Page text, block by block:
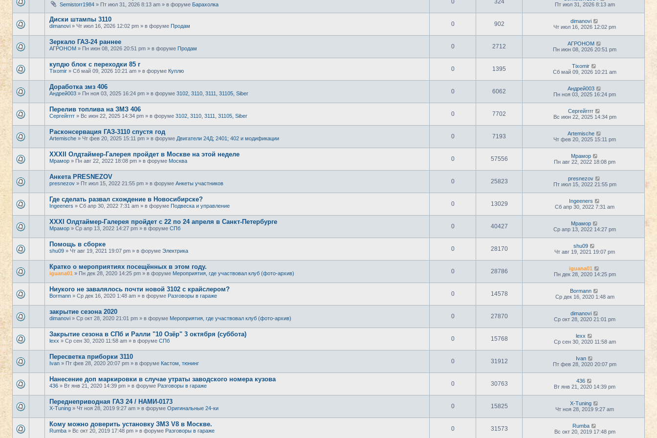
Semistorr1984 » Пт июл 31, 2026 8:13 am » в форуме Барахолка
Пт июл 31, 2026 8:13 am
Диски штампы 3110
dimanovi » Чт июл 16, 2026 12:02 pm » в форуме Продам 0 902
dimanovi
Чт июл 16, 2026 12:02 pm
Зеркало ГАЗ-24 раннее
АГРОНОМ » Пн июн 08, 2026 20:51 pm » в форуме Продам 0 2712
АГРОНОМ
Пн июн 08, 2026 20:51 pm
купдю блок с переходки 85 г
Tixomir » Сб май 09, 2026 10:21 am » в форуме Куплю 0 1395
Tixomir
Сб май 09, 2026 10:21 am
Доработка змз 406
Андрей003 » Пн ноя 03, 2025 16:24 pm » в форуме 3102, 3110, 3111, 31105, Siber 0 6062
Андрей003
Пн ноя 03, 2025 16:24 pm
Перелив топлива на ЗМЗ 406
Сергейrrrr » Вс июн 22, 2025 14:34 pm » в форуме 3102, 3110, 3111, 31105, Siber 0 7702
Сергейrrrr
Вс июн 22, 2025 14:34 pm
Расконсервация ГАЗ-3110 спустя год
Artemische » Чт фев 20, 2025 15:11 pm » в форуме Двигатели 24Д; 2401; 402 и модификации 0 7193
Artemische
Чт фев 20, 2025 15:11 pm
XXXII Олдтаймер-Галерея пройдет в Москве на этой неделе
Мрамор » Пн авг 22, 2022 18:08 pm » в форуме Москва 0 57556
Мрамор
Пн авг 22, 2022 18:08 pm
Анкета PRESNEZOV
presnezov » Пт июл 15, 2022 21:55 pm » в форуме Анкеты участников 0 25823
presnezov
Пт июл 15, 2022 21:55 pm
Где сделать развал схождение в Новосибирске?
Ingeeners » Сб апр 30, 2022 7:31 am » в форуме Подвеска и управление 0 13029
Ingeeners
Сб апр 30, 2022 7:31 am
XXXI Олдтаймер-Галерея пройдет с 22 по 24 апреля в Санкт-Петербурге
Мрамор » Ср апр 13, 2022 14:27 pm » в форуме СПб 0 40427
Мрамор
Ср апр 13, 2022 14:27 pm
Помощь в сборке
shu09 » Чт авг 19, 2021 19:07 pm » в форуме Электрика 0 28170
shu09
Чт авг 19, 2021 19:07 pm
Кратко о мероприятиях посещённых в этом году.
iguana01 » Пн дек 28, 2020 14:25 pm » в форуме Мероприятия, где участвовал клуб (фото-архив) 0 28786
iguana01
Пн дек 28, 2020 14:25 pm
Ниукого не завалялось почти новой 3102 с крайслером?
Bormann » Ср дек 16, 2020 1:48 am » в форуме Разговоры в гараже 0 14578
Bormann
Ср дек 16, 2020 1:48 am
закрытие сезона 2020
dimanovi » Ср окт 28, 2020 21:01 pm » в форуме Мероприятия, где участвовал клуб (фото-архив) 0 27870
dimanovi
Ср окт 28, 2020 21:01 pm
Закрытие сезона в СПб и Ралли "10 Озёр" 3 октября (суббота)
lexx » Ср сен 30, 2020 11:58 am » в форуме СПб 0 15768
lexx
Ср сен 30, 2020 11:58 am
Пересветка приборки 3110
Ivan » Пт фев 28, 2020 20:07 pm » в форуме Кастом, тюнинг 0 31912
Ivan
Пт фев 28, 2020 20:07 pm
Нанесение доп маркировки в случае утраты заводского номера кузова
436 » Вт янв 21, 2020 14:39 pm » в форуме Разговоры в гараже 0 30763
436
Вт янв 21, 2020 14:39 pm
Переднеприводная ГАЗ 24 / НАМИ-0173
X-Tuning » Чт ноя 28, 2019 9:27 am » в форуме Оригинальные 24-ки 0 15825
X-Tuning
Чт ноя 28, 2019 9:27 am
Кому можно доверить установку ЗМЗ V8 в Москве.
Rumba » Вс окт 20, 2019 17:48 pm » в форуме Разговоры в гараже 0 31573
Rumba
Вс окт 20, 2019 17:48 pm